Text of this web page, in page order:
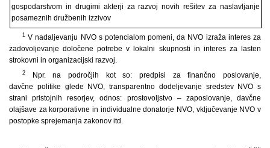
gospodarstvom in drugimi akterji za razvoj novih rešitev za naslavljanje
posameznih družbenih izzivov
1V nadaljevanju NVO s potencialom pomeni, da NVO izraža interes za
zadovoljevanje določene potrebe v lokalni skupnosti in interes za lasten
strokovni in organizacijski razvoj.
2Npr. na področjih kot so: predpisi za finančno poslovanje,
davčne politike glede NVO, transparentno dodeljevanje sredstev NVO s
strani pristojnih resorjev, odnos: prostovoljstvo – zaposlovanje, davčne
olajšave za korporativne in individualne donatorje NVO, vključevanje NVO v
postopke sprejemanja zakonov itd.